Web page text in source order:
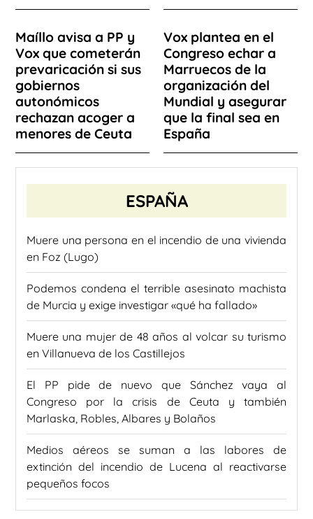
Maíllo avisa a PP y
Vox que cometerán
prevaricación si sus
gobiernos
autonómicos
rechazan acoger a
menores de Ceuta
Vox plantea en el
Congreso echar a
Marruecos de la
organización del
Mundial y asegurar
que la final sea en
España
ESPAÑA
Muere una persona en el incendio de una vivienda
en Foz (Lugo)
Podemos condena el terrible asesinato machista
de Murcia y exige investigar «qué ha fallado»
Muere una mujer de 48 años al volcar su turismo
en Villanueva de los Castillejos
El PP pide de nuevo que Sánchez vaya al
Congreso por la crisis de Ceuta y también
Marlaska, Robles, Albares y Bolaños
Medios aéreos se suman a las labores de
extinción del incendio de Lucena al reactivarse
pequeños focos